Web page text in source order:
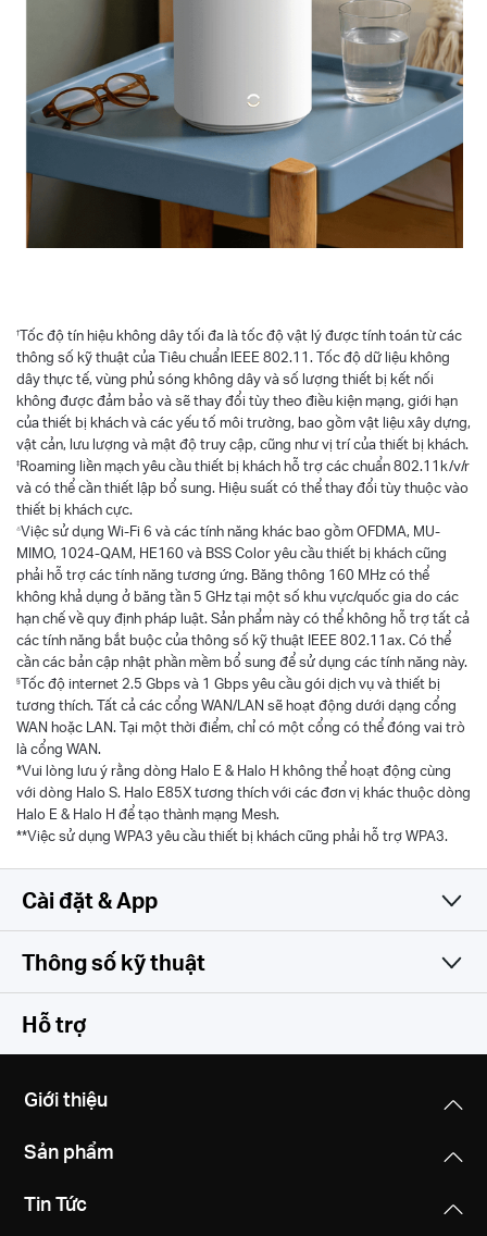
†Tốc độ tín hiệu không dây tối đa là tốc độ vật lý được tính toán từ các
thông số kỹ thuật của Tiêu chuẩn IEEE 802.11. Tốc độ dữ liệu không
dây thực tế, vùng phủ sóng không dây và số lượng thiết bị kết nối
không được đảm bảo và sẽ thay đổi tùy theo điều kiện mạng, giới hạn
của thiết bị khách và các yếu tố môi trường, bao gồm vật liệu xây dựng,
vật cản, lưu lượng và mật độ truy cập, cũng như vị trí của thiết bị khách.
‡Roaming liền mạch yêu cầu thiết bị khách hỗ trợ các chuẩn 802.11k/v/r
và có thể cần thiết lập bổ sung. Hiệu suất có thể thay đổi tùy thuộc vào
thiết bị khách cực.
△Việc sử dụng Wi-Fi 6 và các tính năng khác bao gồm OFDMA, MU-
MIMO, 1024-QAM, HE160 và BSS Color yêu cầu thiết bị khách cũng
phải hỗ trợ các tính năng tương ứng. Băng thông 160 MHz có thể
không khả dụng ở băng tần 5 GHz tại một số khu vực/quốc gia do các
hạn chế về quy định pháp luật. Sản phẩm này có thể không hỗ trợ tất cả
các tính năng bắt buộc của thông số kỹ thuật IEEE 802.11ax. Có thể
cần các bản cập nhật phần mềm bổ sung để sử dụng các tính năng này.
§Tốc độ internet 2.5 Gbps và 1 Gbps yêu cầu gói dịch vụ và thiết bị
tương thích. Tất cả các cổng WAN/LAN sẽ hoạt động dưới dạng cổng
WAN hoặc LAN. Tại một thời điểm, chỉ có một cổng có thể đóng vai trò
là cổng WAN.
*Vui lòng lưu ý rằng dòng Halo E & Halo H không thể hoạt động cùng
với dòng Halo S. Halo E85X tương thích với các đơn vị khác thuộc dòng
Halo E & Halo H để tạo thành mạng Mesh.
**Việc sử dụng WPA3 yêu cầu thiết bị khách cũng phải hỗ trợ WPA3.
Cài đặt & App
Đơn giản và đa tính năng
Thông số kỹ thuật
Thông số không dây
Wi-Fi 6
IEEE 802.11ax/n/b/g 2.4 GHz
Tốc độ Wi-Fi
Router, Access Point
Quality of Service
Phần cứng
100 × 100 × 167.65 mm (3.9 × 3.9 × 6.6 in)
Khác
Hỗ trợ
Giới thiệu
Sản phẩm
Tin Tức